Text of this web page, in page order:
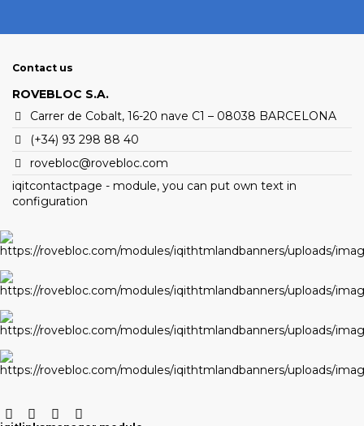
H25
TM 18 L
Contact us
ROVEBLOC S.A.
Carrer de Cobalt, 16-20 nave C1 – 08038 BARCELONA
(+34) 93 298 88 40
rovebloc@rovebloc.com
iqitcontactpage - module, you can put own text in
configuration